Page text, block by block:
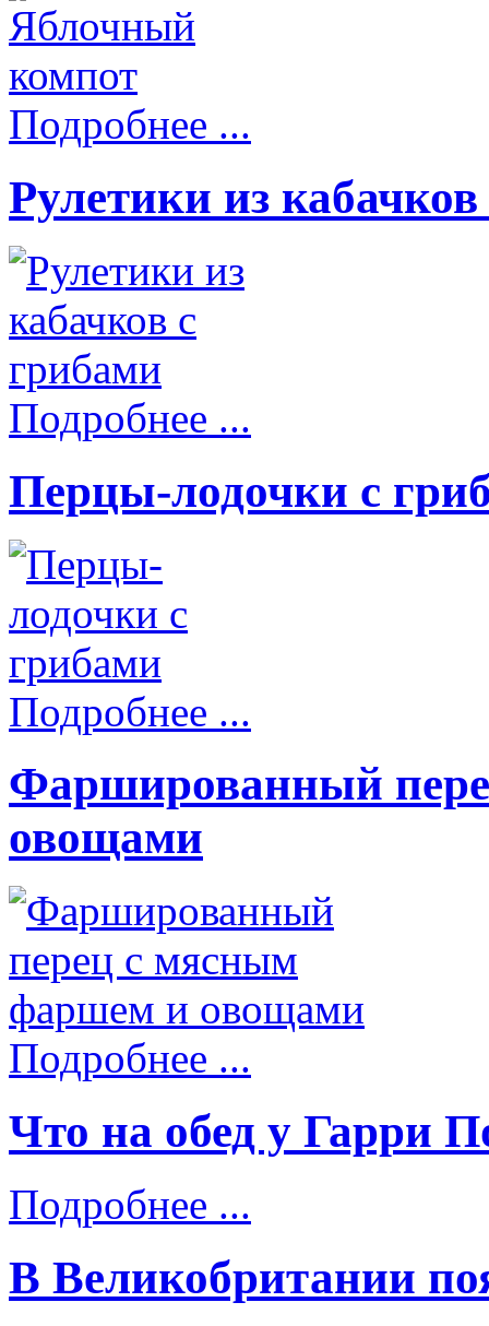
Подробнее ...
Рулетики из
Подробнее ...
Перцы-лодочки с
Подробнее ...
Фаршированный
овощами
Подробнее ...
Что на обед у Гарри
Подробнее ...
В Великобритании